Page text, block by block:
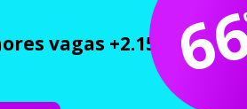
vagas +2.150 cursos